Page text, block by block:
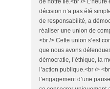
de notre île.<br />
décision n’a pas été
de responsabilité, a
réaliser une union de
<br /> Cette union s’est
que nous avons
démocratie, l’éthique, la
l’action publique.<br />
l’engagement d’une